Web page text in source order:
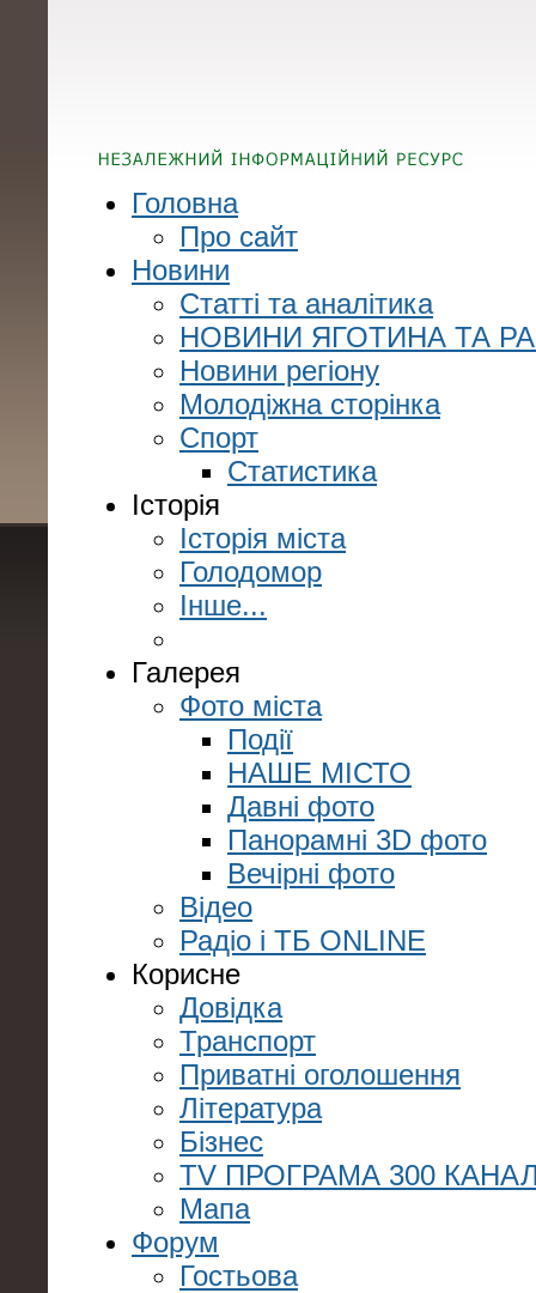
Головна
Про сайт
Новини
Статті та аналітика
НОВИНИ ЯГОТИНА ТА
Новини регіону
Молодіжна сторінка
Спорт
Статистика
Історія
Історія міста
Голодомор
Інше...
Галерея
Фото міста
Події
НАШЕ МІСТО
Давні фото
Панорамні 3D фото
Вечірні фото
Відео
Радіо і ТБ ONLINE
Корисне
Довідка
Транспорт
Приватні оголошення
Література
Бізнес
TV ПРОГРАМА 300
Мапа
Форум
Гостьова